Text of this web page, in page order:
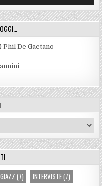
Phil De Gaetano
(7) INTERVISTE(7)